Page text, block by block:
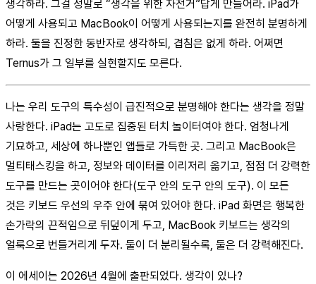
생각하라. 그걸 정말로 “생각을 위한 자전거”답게 만들어라. iPad가
어떻게 사용되고 MacBook이 어떻게 사용되는지를 완전히 분명하게
하라. 둘을 진정한 동반자로 생각하되, 겹침은 없게 하라. 어쩌면
Ternus가 그 일부를 실현할지도 모른다.
나는 우리 도구의 특수성이 급진적으로 분명해야 한다는 생각을 정말
사랑한다. iPad는 고도로 집중된 터치 놀이터여야 한다. 엄청나게
기묘하고, 세상에 하나뿐인 앱들로 가득한 곳. 그리고 MacBook은
멀티태스킹을 하고, 정보와 데이터를 이리저리 옮기고, 점점 더 강력한
도구를 만드는 곳이어야 한다(도구 안의 도구 안의 도구). 이 모든
것은 키보드 우선의 우주 안에 묶여 있어야 한다. iPad 화면은 행복한
손가락의 끈적임으로 뒤덮이게 두고, MacBook 키보드는 생각의
얼룩으로 번들거리게 두자. 둘이 더 분리될수록, 둘은 더 강력해진다.
이 에세이는 2026년 4월에 출판되었다. 생각이 있나?